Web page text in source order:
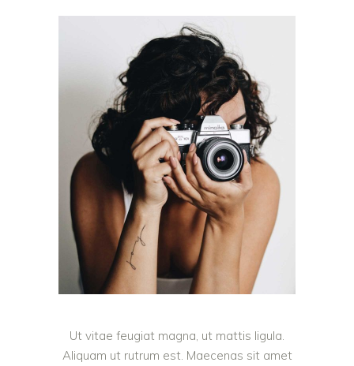
Ut vitae feugiat magna, ut mattis ligula.
Aliquam ut rutrum est. Maecenas sit amet